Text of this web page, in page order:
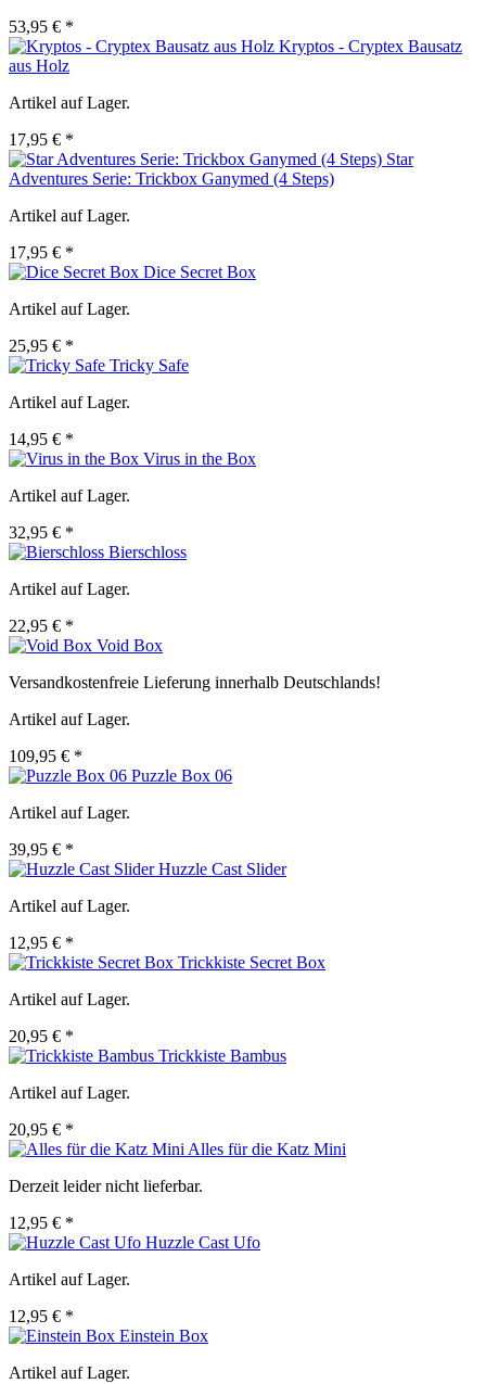
53,95 € *
Kryptos - Cryptex Bausatz
aus Holz
Artikel auf Lager.
17,95 € *
Star
Adventures Serie: Trickbox Ganymed (4 Steps)
Artikel auf Lager.
17,95 € *
Dice Secret Box
Artikel auf Lager.
25,95 € *
Tricky Safe
Artikel auf Lager.
14,95 € *
Virus in the Box
Artikel auf Lager.
32,95 € *
Bierschloss
Artikel auf Lager.
22,95 € *
Void Box
Versandkostenfreie Lieferung innerhalb Deutschlands!
Artikel auf Lager.
109,95 € *
Puzzle Box 06
Artikel auf Lager.
39,95 € *
Huzzle Cast Slider
Artikel auf Lager.
12,95 € *
Trickkiste Secret Box
Artikel auf Lager.
20,95 € *
Trickkiste Bambus
Artikel auf Lager.
20,95 € *
Alles für die Katz Mini
Derzeit leider nicht lieferbar.
12,95 € *
Huzzle Cast Ufo
Artikel auf Lager.
12,95 € *
Einstein Box
Artikel auf Lager.